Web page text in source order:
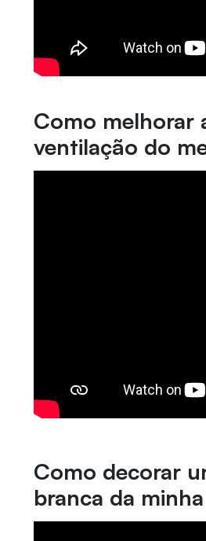
Como melhorar
ventilação do
Como decorar
branca da